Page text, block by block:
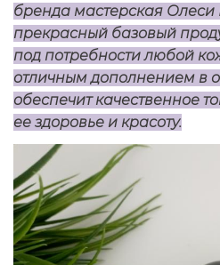
бренда мастерская Олеси
прекрасный базовый
под потребности любой
отличным дополнением в
обеспечит качественное
ее здоровье и красоту.